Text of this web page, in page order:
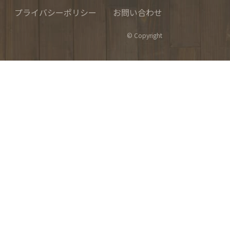
プライバシーポリシー お問い合わせ
© Copyright